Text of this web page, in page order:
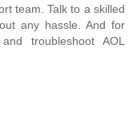
team. Talk to a skilled
any hassle. And for
troubleshoot AOL